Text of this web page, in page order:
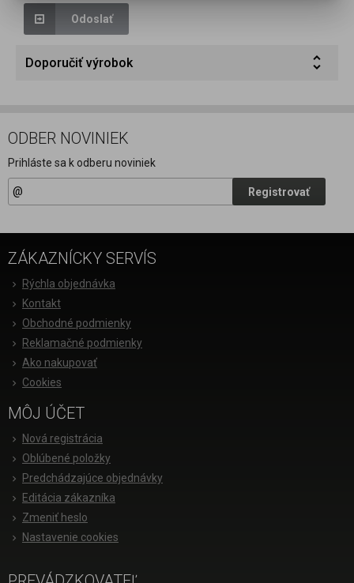
Odoslať
Doporučiť výrobok
ODBER NOVINIEK
Prihláste sa k odberu noviniek
Registrovať
ZÁKAZNÍCKY SERVÍS
Rýchla objednávka
Kontakt
Obchodné podmienky
Reklamačné podmienky
Ako nakupovať
Cookies
MÔJ ÚČET
Nová registrácia
Oblúbené položky
Predchádzajúce objednávky
Editácia zákazníka
Zmeniť heslo
Nastavenie cookies